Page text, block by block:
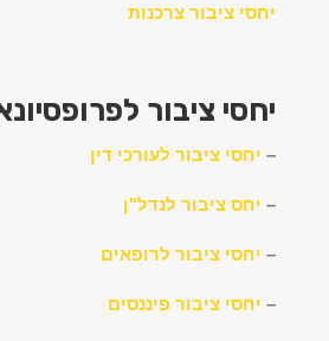
יחסי ציבור צרכנות
יחסי ציבור
– יחסי ציבור לעורכי דין
– יחס ציבור לנדל"ן
– יחסי ציבור לרופאים
– יחסי ציבור פיננסים